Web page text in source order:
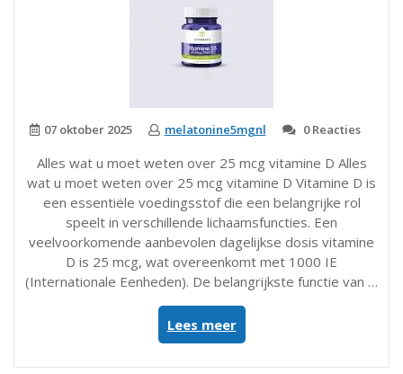
07 oktober 2025 melatonine5mgnl 0 Reacties
Alles wat u moet weten over 25 mcg vitamine D Alles
wat u moet weten over 25 mcg vitamine D Vitamine D is
een essentiële voedingsstof die een belangrijke rol
speelt in verschillende lichaamsfuncties. Een
veelvoorkomende aanbevolen dagelijkse dosis vitamine
D is 25 mcg, wat overeenkomt met 1000 IE
(Internationale Eenheden). De belangrijkste functie van …
Lees meer“Alles
over
de